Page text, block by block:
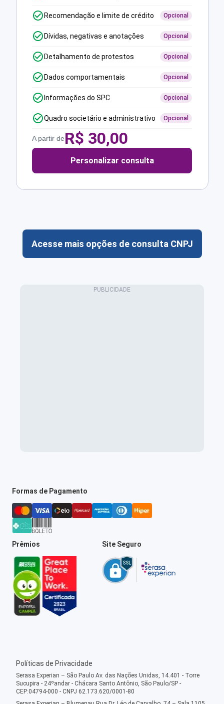
Recomendação e limite de crédito Opcional
Dívidas, negativas e anotações Opcional
Detalhamento de protestos Opcional
Dados comportamentais Opcional
Informações do SPC Opcional
Quadro societário e administrativo Opcional
A partir deR$ 30,00
Personalizar consulta
Acesse mais opções de consulta CNPJ
Formas de Pagamento
Prêmios Site Seguro
Políticas de Privacidade
Serasa Experian – São Paulo Av. das Nações Unidas, 14.401 - Torre
Sucupira - 24ºandar - Chácara Santo Antônio, São Paulo/SP -
CEP:04794-000 - CNPJ 62.173.620/0001-80